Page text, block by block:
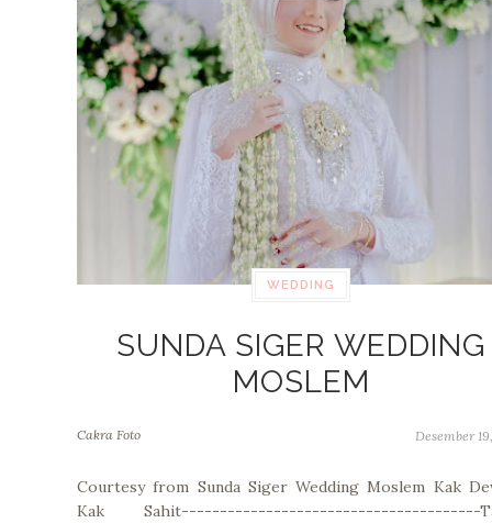
WEDDING
SUNDA SIGER WEDDING
MOSLEM
Cakra Foto Desember
Courtesy from Sunda Siger Wedding Moslem Kak
Kak Sahit---------------------------------------